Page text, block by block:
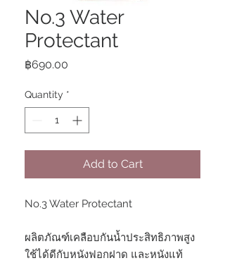
No.3 Water
Protectant
฿690.00
Quantity *
Add to Cart
No.3 Water Protectant
ผลิตภัณฑ์เคลือบกันน้ำประสิทธิภาพสูง
ใช้ได้ดีกับหนังฟอกฝาด และหนังแท้